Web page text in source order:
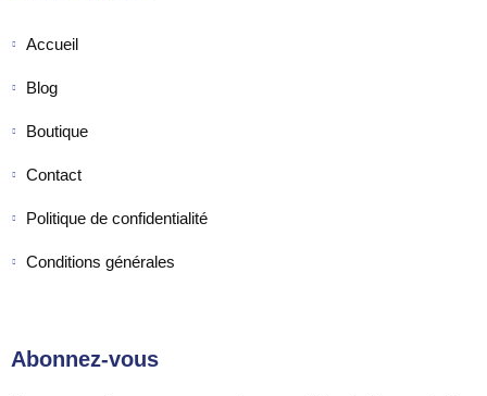
Accueil
Blog
Boutique
Contact
Politique de confidentialité
Conditions générales
Abonnez-vous